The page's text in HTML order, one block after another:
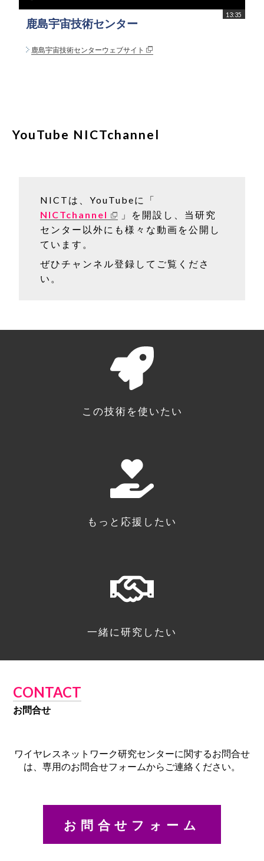
13:35
鹿島宇宙技術センター
鹿島宇宙技術センターウェブサイト
YouTube NICTchannel
NICTは、YouTubeに「
NICTchannel
」を開設し、当研究
センター以外にも様々な動画を公開し
ています。
ぜひチャンネル登録してご覧くださ
い。
この技術を使いたい
もっと応援したい
一緒に研究したい
CONTACT
お問合せ
ワイヤレスネットワーク研究センターに関するお問合せ
は、専用のお問合せフォームからご連絡ください。
お問合せフォーム